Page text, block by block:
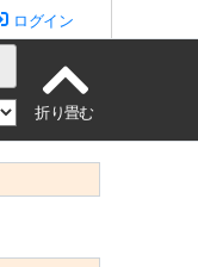
ログイン